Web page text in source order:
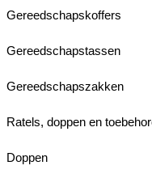
Gereedschapskoffers
Gereedschapstassen
Gereedschapszakken
Ratels, doppen en
Doppen